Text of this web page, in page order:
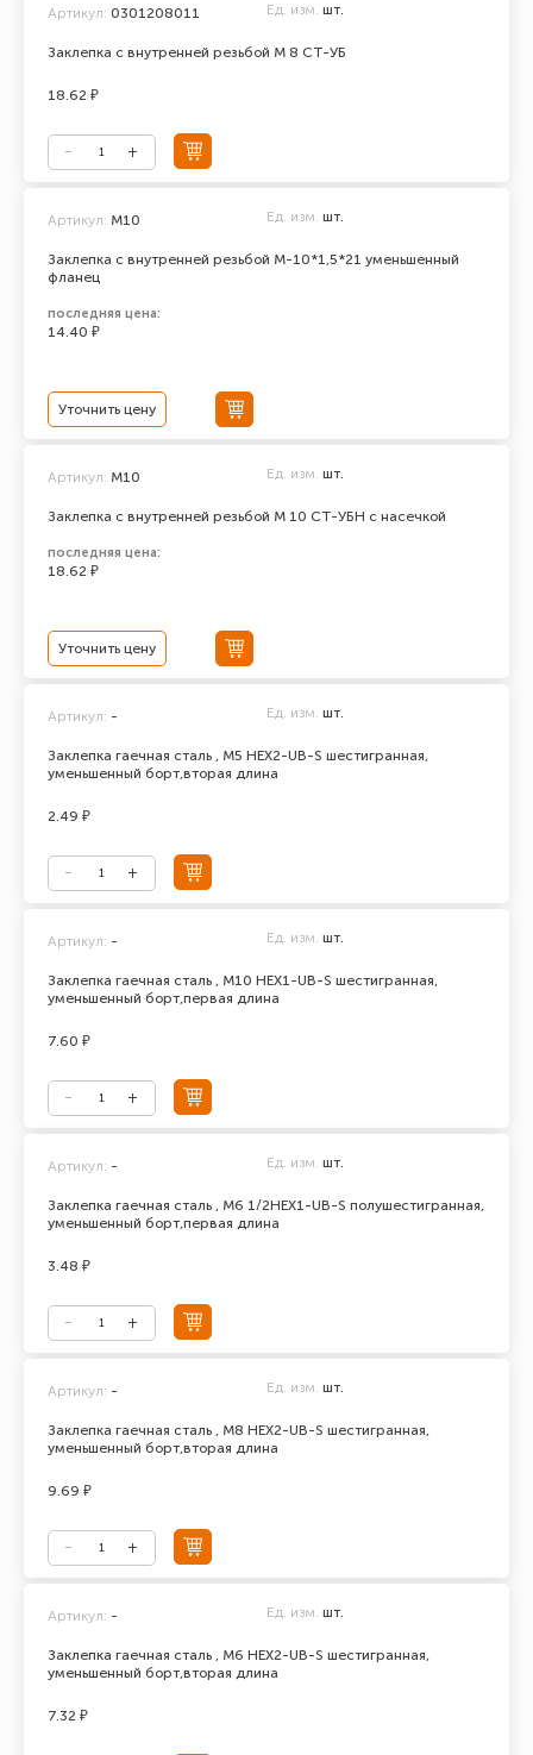
Заклепка с внутренней резьбой М 8 СТ-УБ
Артикул: 0301208011 Ед. изм. шт.
18.62 ₽
Заклепка с внутренней резьбой М-10*1,5*21 уменьшенный
фланец
Артикул: М10 Ед. изм. шт.
последняя цена:
14.40 ₽
Уточнить цену
Заклепка с внутренней резьбой М 10 СТ-УБН с насечкой
Артикул: М10 Ед. изм. шт.
последняя цена:
18.62 ₽
Уточнить цену
Заклепка гаечная сталь , М5 HEX2-UB-S шестигранная,
уменьшенный борт,вторая длина
Артикул: - Ед. изм. шт.
2.49 ₽
Заклепка гаечная сталь , М10 HEX1-UB-S шестигранная,
уменьшенный борт,первая длина
Артикул: - Ед. изм. шт.
7.60 ₽
Заклепка гаечная сталь , М6 1/2HEX1-UB-S полушестигранная,
уменьшенный борт,первая длина
Артикул: - Ед. изм. шт.
3.48 ₽
Заклепка гаечная сталь , М8 HEX2-UB-S шестигранная,
уменьшенный борт,вторая длина
Артикул: - Ед. изм. шт.
9.69 ₽
Заклепка гаечная сталь , М6 HEX2-UB-S шестигранная,
уменьшенный борт,вторая длина
Артикул: - Ед. изм. шт.
7.32 ₽